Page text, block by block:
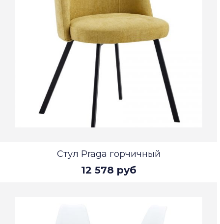
Стул Praga горчичный
12 578 руб